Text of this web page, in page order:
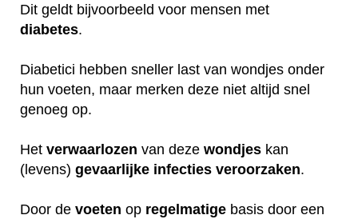
Dit geldt bijvoorbeeld voor mensen met
diabetes.
Diabetici hebben sneller last van wondjes onder
hun voeten, maar merken deze niet altijd snel
genoeg op.
Het verwaarlozen van deze wondjes kan
(levens) gevaarlijke infecties veroorzaken.
Door de voeten op regelmatige basis door een